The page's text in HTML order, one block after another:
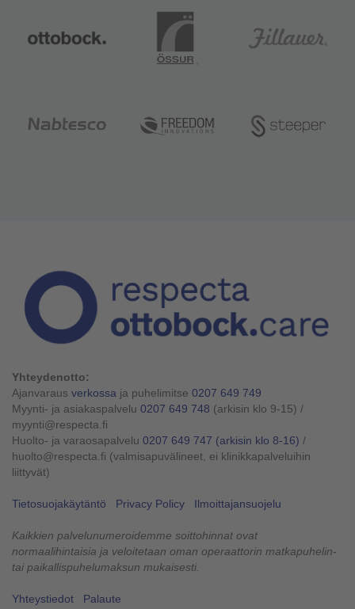
Yhteydenotto:
Ajanvaraus verkossa ja puhelimitse 0207 649 749
Myynti- ja asiakaspalvelu 0207 649 748 (arkisin klo 9-15) /
myynti@respecta.fi
Huolto- ja varaosapalvelu 0207 649 747 (arkisin klo 8-16) /
huolto@respecta.fi (valmisapuvälineet, ei klinikkapalveluihin
liittyvät)
Tietosuojakäytäntö Privacy Policy Ilmoittajansuojelu
Kaikkien palvelunumeroidemme soittohinnat ovat
normaalihintaisia ja veloitetaan oman operaattorin matkapuhelin-
tai paikallispuhelumaksun mukaisesti.
Yhteystiedot
Palaute